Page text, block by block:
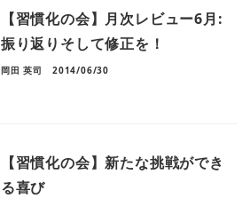
【習慣化の会】月次レビュー6月:
振り返りそして修正を！
岡田 英司 2014/06/30
【習慣化の会】新たな挑戦ができ
る喜び